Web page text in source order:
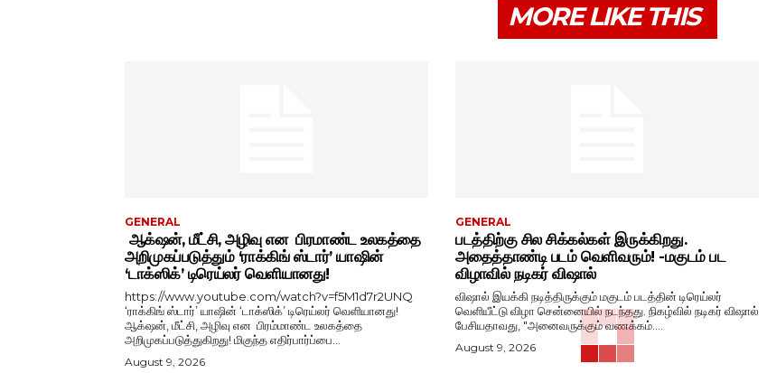
MORE LIKE THIS
GENERAL
ஆக்‌ஷன், மீட்சி, அழிவு என பிரமாண்ட உலகத்தை
அறிமுகப்படுத்தும் ‘ராக்கிங் ஸ்டார்’ யாஷின்
‘டாக்ஸிக்’ டிரெய்லர் வெளியானது!
https://www.youtube.com/watch?v=f5M1d7r2UNQ
‘ராக்கிங் ஸ்டார்’ யாஷின் ‘டாக்ஸிக்’ டிரெய்லர் வெளியானது!
ஆக்‌ஷன், மீட்சி, அழிவு என பிரம்மாண்ட உலகத்தை
அறிமுகப்படுத்துகிறது! மிகுந்த எதிர்பார்ப்பை...
August 9, 2026
GENERAL
படத்திற்கு சில சிக்கல்கள் இருக்கிறது.
அதைத்தாண்டி படம் வெளிவரும்! -மகுடம் பட
விழாவில் நடிகர் விஷால்
விஷால் இயக்கி நடித்திருக்கும் மகுடம் படத்தின் டிரெய்லர்
வெளியீட்டு விழா சென்னையில் நடந்தது. நிகழ்வில் நடிகர் விஷால்
பேசியதாவது, "அனைவருக்கும் வணக்கம்....
August 9, 2026